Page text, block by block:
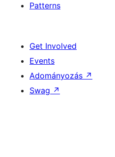
Patterns
Get Involved
Events
Adományozás ↗
Swag ↗